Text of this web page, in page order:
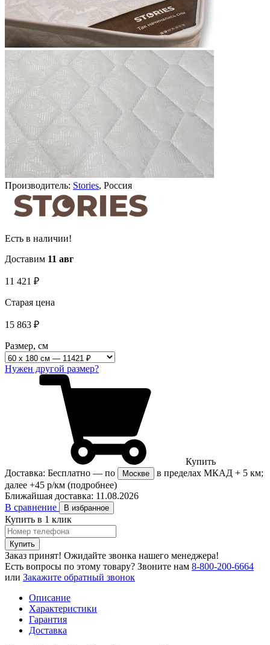
Производитель: Stories, Россия
Есть в наличии!
Доставим 11 авг
11 421 ₽
Старая цена
15 863 ₽
Размер, см
Нужен другой размер?
Купить
Доставка: Бесплатно — по Москве
в пределах МКАД + 5 км;
далее +45 р/км (подробнее)
Ближайшая доставка: 11.08.2026
В сравнение
В избранное
Купить в 1 клик
Купить
Заказ принят! Ожидайте звонка нашего менеджера!
Есть вопросы по этому товару? Звоните нам 8-800-200-6664
или Закажите обратный звонок
Описание
Характеристики
Гарантия
Доставка